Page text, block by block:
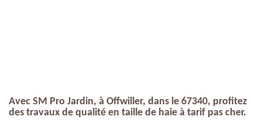
Avec SM Pro Jardin, à Offwiller, dans le 67340, profitez
des travaux de qualité en taille de haie à tarif pas cher.